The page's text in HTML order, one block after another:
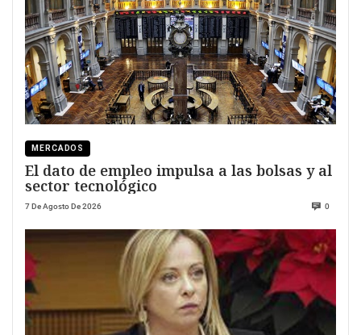
MERCADOS
El dato de empleo impulsa a las bolsas y al
sector tecnológico
7 De Agosto De 2026 0